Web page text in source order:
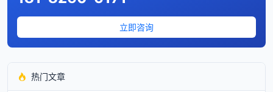
立即咨询
热门文章